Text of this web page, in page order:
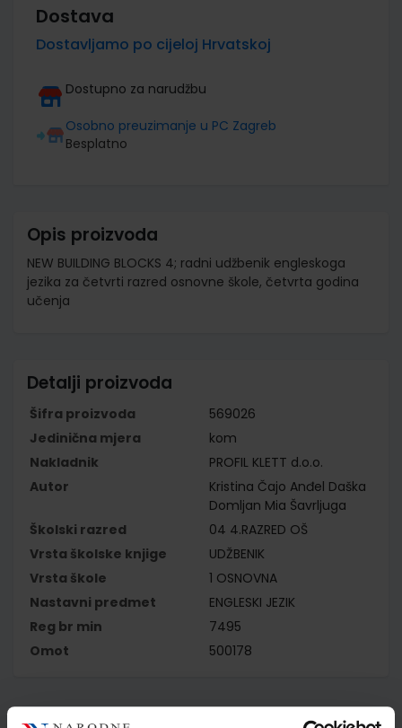
Dostava
Dostavljamo po cijeloj Hrvatskoj
Dostupno za narudžbu
Osobno preuzimanje u PC Zagreb
Besplatno
Opis proizvoda
NEW BUILDING BLOCKS 4; radni udžbenik engleskoga
jezika za četvrti razred osnovne škole, četvrta godina
učenja
Detalji proizvoda
Šifra proizvoda
569026
Jedinična mjera
kom
Nakladnik
PROFIL KLETT d.o.o.
Autor
Kristina Čajo Anđel Daška
Domljan Mia Šavrljuga
Školski razred
04 4.RAZRED OŠ
Vrsta školske knjige
UDŽBENIK
Vrsta škole
1 OSNOVNA
Nastavni predmet
ENGLESKI JEZIK
Reg br min
7495
Omot
500178